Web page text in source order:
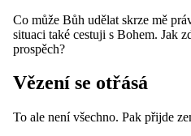
Co může Bůh udělat skrze mě
situaci také cestuji s Bohem. Jak
prospěch?
Vězení se otřásá
To ale není všechno. Pak přijde